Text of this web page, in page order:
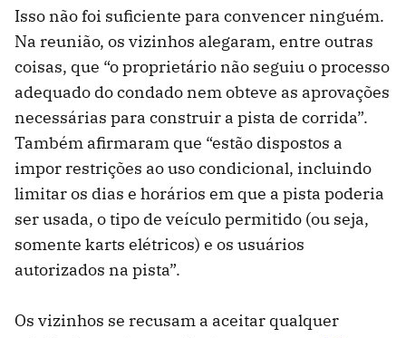
Isso não foi suficiente para convencer ninguém.
Na reunião, os vizinhos alegaram, entre outras
coisas, que “o proprietário não seguiu o processo
adequado do condado nem obteve as aprovações
necessárias para construir a pista de corrida”.
Também afirmaram que “estão dispostos a
impor restrições ao uso condicional, incluindo
limitar os dias e horários em que a pista poderia
ser usada, o tipo de veículo permitido (ou seja,
somente karts elétricos) e os usuários
autorizados na pista”.
Os vizinhos se recusam a aceitar qualquer